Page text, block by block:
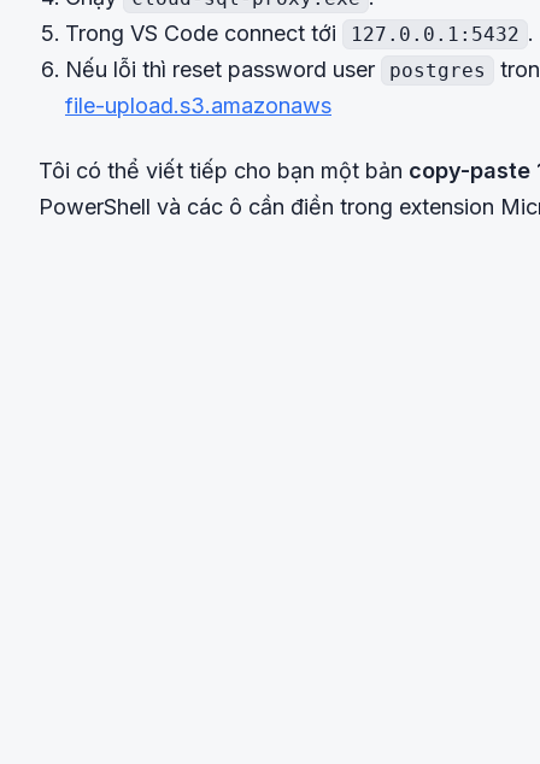
Trong VS Code connect tới
127.0.0.1:5432 .
Nếu lỗi thì reset password user
postgres
file-upload.s3.amazonaws
Tôi có thể viết tiếp cho bạn một bản copy-paste
PowerShell và các ô cần điền trong extension